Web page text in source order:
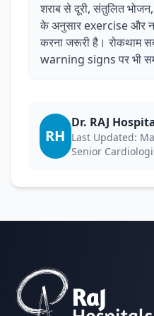
शराब से दूरी, संतुलित
के अनुसार exercise और
करना जरूरी है। रोकथाम
warning signs पर भी
RH
Dr. RAJ
Last Updated:
Senior